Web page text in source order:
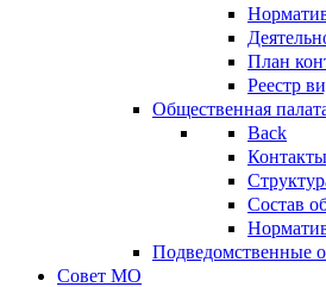
План
Реестр
Общественная
Back
Контакты
Состав
Подведомственные
Совет МО